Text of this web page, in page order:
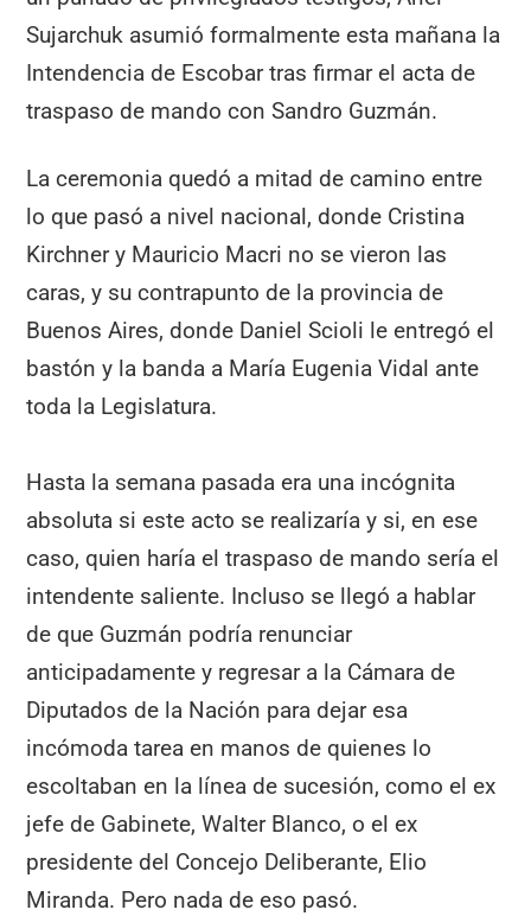
Sujarchuk asumió formalmente esta mañana la
Intendencia de Escobar tras firmar el acta de
traspaso de mando con Sandro Guzmán.
La ceremonia quedó a mitad de camino entre
lo que pasó a nivel nacional, donde Cristina
Kirchner y Mauricio Macri no se vieron las
caras, y su contrapunto de la provincia de
Buenos Aires, donde Daniel Scioli le entregó el
bastón y la banda a María Eugenia Vidal ante
toda la Legislatura.
Hasta la semana pasada era una incógnita
absoluta si este acto se realizaría y si, en ese
caso, quien haría el traspaso de mando sería el
intendente saliente. Incluso se llegó a hablar
de que Guzmán podría renunciar
anticipadamente y regresar a la Cámara de
Diputados de la Nación para dejar esa
incómoda tarea en manos de quienes lo
escoltaban en la línea de sucesión, como el ex
jefe de Gabinete, Walter Blanco, o el ex
presidente del Concejo Deliberante, Elio
Miranda. Pero nada de eso pasó.